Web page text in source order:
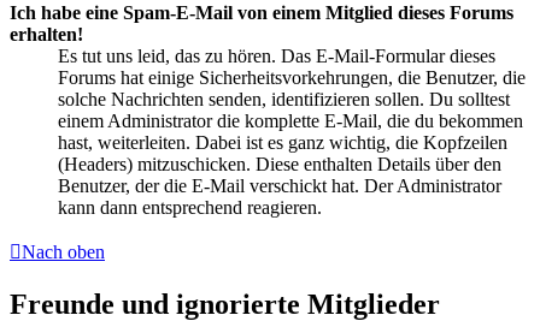
Ich habe eine Spam-E-Mail von einem Mitglied dieses Forums
erhalten!
Es tut uns leid, das zu hören. Das E-Mail-Formular dieses
Forums hat einige Sicherheitsvorkehrungen, die Benutzer, die
solche Nachrichten senden, identifizieren sollen. Du solltest
einem Administrator die komplette E-Mail, die du bekommen
hast, weiterleiten. Dabei ist es ganz wichtig, die Kopfzeilen
(Headers) mitzuschicken. Diese enthalten Details über den
Benutzer, der die E-Mail verschickt hat. Der Administrator
kann dann entsprechend reagieren.
Nach oben
Freunde und ignorierte Mitglieder